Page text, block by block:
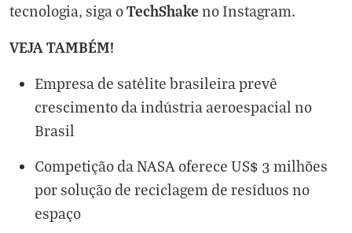
tecnologia, siga oTechShake no Instagram.
VEJA TAMBÉM!
Empresa de satélite brasileira prevê
crescimento da indústria aeroespacial no
Brasil
Competição da NASA oferece US$ 3 milhões
por solução de reciclagem de resíduos no
espaço